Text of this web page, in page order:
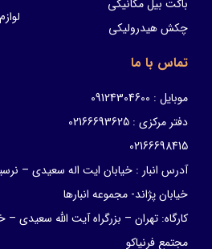
باکت بیل مکانیکی
چکش هیدرولیکی
تماس با ما
موبایل : 09124304600
دفتر مرکزی : 02166693625
02166698415
آدرس انبار : خیابان ایت اله سعیدی –
خیابان پژاند- مجموعه انبارها
کارگاه: تهران – بزرگراه آیت الله سعیدی
مجتمع فرنیاکو